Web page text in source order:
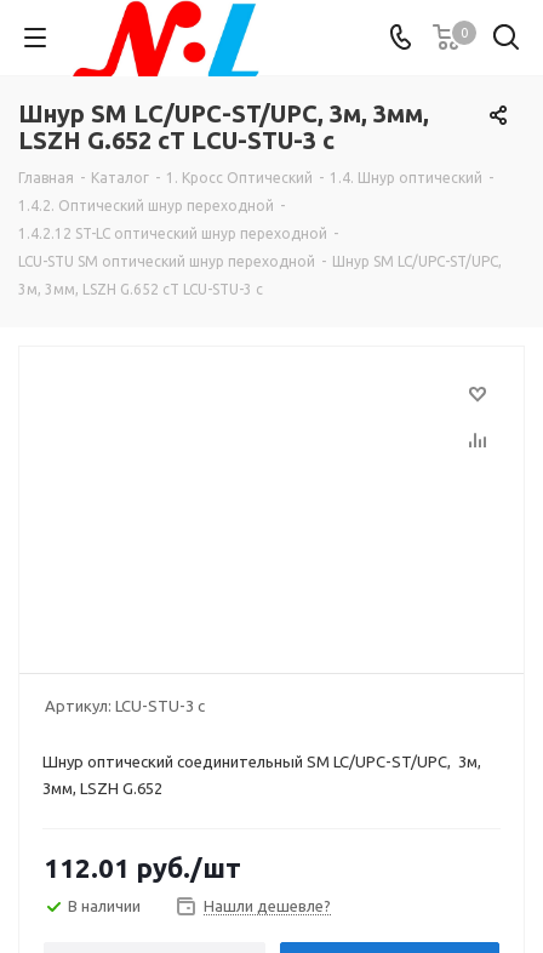
0
Шнур SM LC/UPC-ST/UPC, 3м, 3мм,
LSZH G.652 cT LCU-STU-3 c
Главная - Каталог - 1. Кросс Оптический - 1.4. Шнур оптический -
1.4.2. Оптический шнур переходной -
1.4.2.12 ST-LC оптический шнур переходной -
LCU-STU SM оптический шнур переходной - Шнур SM LC/UPC-ST/UPC,
3м, 3мм, LSZH G.652 cT LCU-STU-3 c
Артикул: LCU-STU-3 c
Шнур оптический соединительный SM LC/UPC-ST/UPC, 3м,
3мм, LSZH G.652
112.01 руб./шт
В наличии Нашли дешевле?